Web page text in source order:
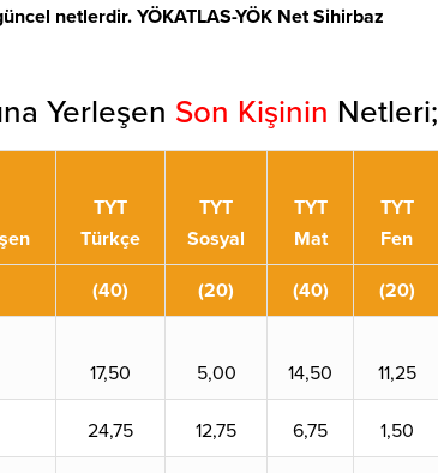
netlerdir. YÖKATLAS-YÖK Net Sihirbaz
Yerleşen Son Kişinin Netleri;
TYT
Türkçe
TYT
Sosyal
TYT
Mat
TYT
Fen
(40) (20) (40) (20)
17,50 5,00 14,50 11,25
24,75 12,75 6,75 1,50